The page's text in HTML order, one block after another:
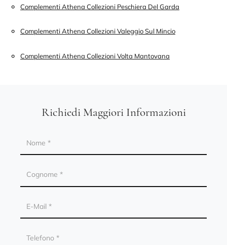
Complementi Athena Collezioni Peschiera Del Garda
Complementi Athena Collezioni Valeggio Sul Mincio
Complementi Athena Collezioni Volta Mantovana
Richiedi Maggiori Informazioni